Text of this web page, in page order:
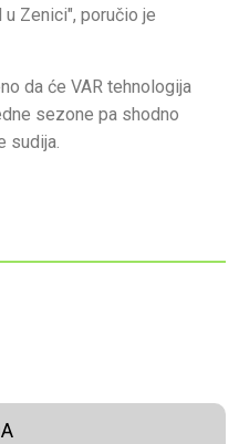
Zenici", poručio je
da će VAR tehnologija
sezone pa shodno
sudija.